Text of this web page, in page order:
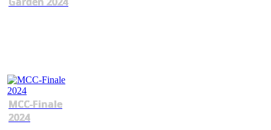
MCC-Finale
2024